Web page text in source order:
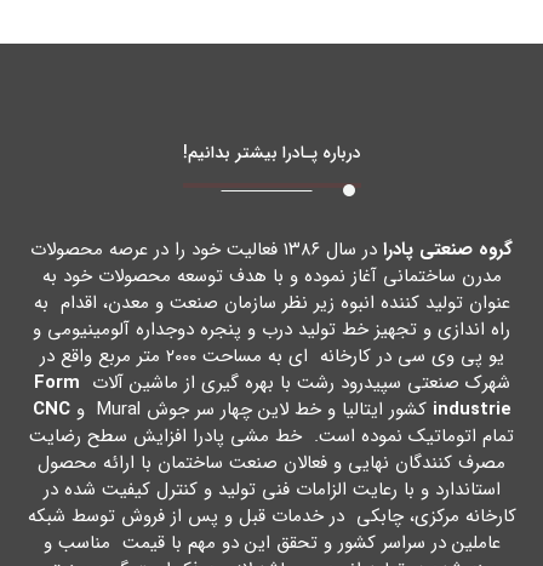
درباره پـادرا بیشتر بدانیم!
گروه صنعتی پادرا
در سال ۱۳۸۶ فعالیت خود را در عرصه محصولات
مدرن ساختمانی آغاز نموده و با هدف توسعه محصولات خود به
عنوان تولید کننده انبوه زیر نظر سازمان صنعت و معدن، اقدام به
راه اندازي و تجهیز خط تولید درب و پنجره دوجداره آلومینیومی و
یو پی وي سی در کارخانه اي به مساحت ۲۰۰۰ متر مربع واقع در
شهرك صنعتی سپیدرود رشت با بهره گیري از ماشین آلات Form
industrie کشور ایتالیا و خط لاین چهار سر جوش Mural و
CNC
تمام اتوماتیک نموده است. خط مشی پادرا افزایش سطح رضایت
مصرف کنندگان نهایی و فعالان صنعت ساختمان با ارائه محصول
استاندارد و با رعایت الزامات فنی تولید و کنترل کیفیت شده در
کارخانه مرکزي، چابکی در خدمات قبل و پس از فروش توسط شبکه
عاملین در سراسر کشور و تحقق این دو مهم با قیمت مناسب و